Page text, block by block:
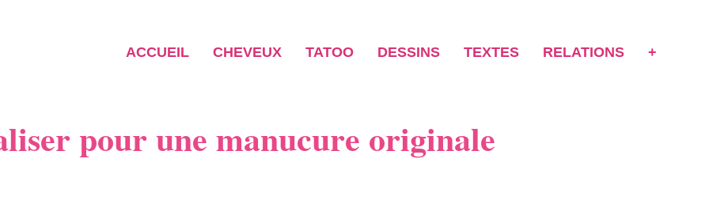
ACCUEIL CHEVEUX TATOO DESSINS TEXTES RELATIONS +
pour une manucure originale